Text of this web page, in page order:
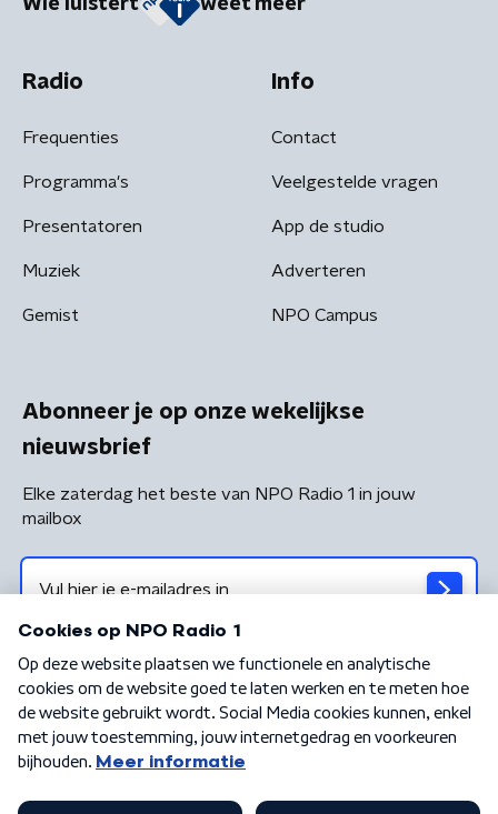
Wie luistert weet meer
Radio
Frequenties
Programma's
Presentatoren
Muziek
Gemist
Info
Contact
Veelgestelde vragen
App de studio
Adverteren
NPO Campus
Abonneer je op onze wekelijkse
nieuwsbrief
Elke zaterdag het beste van NPO Radio 1 in jouw
mailbox
Algemene voorwaarden